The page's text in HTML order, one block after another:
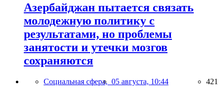
Азербайджан пытается связать
молодежную политику с
результатами, но проблемы
занятости и утечки мозгов
сохраняются
Социальная сфера, 05 августа, 10:44 421